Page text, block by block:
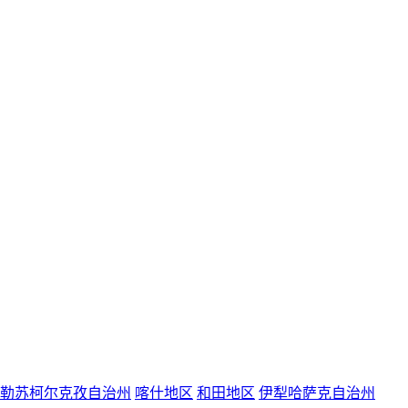
苏柯尔克孜自治州 喀什地区 和田地区 伊犁哈萨克自治州